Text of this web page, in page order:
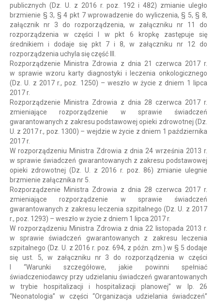
publicznych (Dz. U. z 2016 r. poz. 192 i 482) zmianie uległo
brzmienie § 3, § 4 pkt 7 wprowadzenie do wyliczenia, § 5, § 8,
załącznik nr 3 do rozporządzenia, w załączniku nr 11 do
rozporządzenia w części I w pkt 6 kropkę zastępuje się
średnikiem i dodaje się pkt 7 i 8, w załączniku nr 12 do
rozporządzenia uchyla się część III.
Rozporządzenie Ministra Zdrowia z dnia 21 czerwca 2017 r.
w sprawie wzoru karty diagnostyki i leczenia onkologicznego
(Dz. U. z 2017 r., poz. 1250) – weszło w życie z dniem 1 lipca
2017 r.
Rozporządzenie Ministra Zdrowia z dnia 28 czerwca 2017 r.
zmieniające rozporządzenie w sprawie świadczeń
gwarantowanych z zakresu podstawowej opieki zdrowotnej (Dz.
U. z 2017 r., poz. 1300) – wejdzie w życie z dniem 1 października
2017 r.
W rozporządzeniu Ministra Zdrowia z dnia 24 września 2013 r.
w sprawie świadczeń gwarantowanych z zakresu podstawowej
opieki zdrowotnej (Dz. U. z 2016 r. poz. 86) zmianie ulegnie
brzmienie załącznika nr 5.
Rozporządzenie Ministra Zdrowia z dnia 28 czerwca 2017 r.
zmieniające rozporządzenie w sprawie świadczeń
gwarantowanych z zakresu leczenia szpitalnego (Dz. U. z 2017
r., poz. 1293) – weszło w życie z dniem 1 lipca 2017 r.
W rozporządzeniu Ministra Zdrowia z dnia 22 listopada 2013 r.
w sprawie świadczeń gwarantowanych z zakresu leczenia
szpitalnego (Dz. U. z 2016 r. poz. 694, z późn. zm.) w § 5 dodaje
się ust. 5, w załączniku nr 3 do rozporządzenia w części
I “Warunki szczegółowe, jakie powinni spełniać
świadczeniodawcy przy udzielaniu świadczeń gwarantowanych
w trybie hospitalizacji i hospitalizacji planowej” w lp. 26
“Neonatologia” w części “Organizacja udzielania świadczeń”